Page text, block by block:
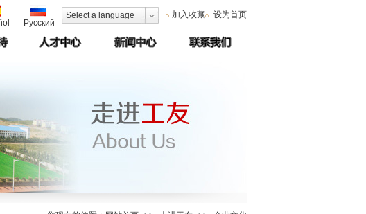
Русский
Select a language 加入收藏 设为首页